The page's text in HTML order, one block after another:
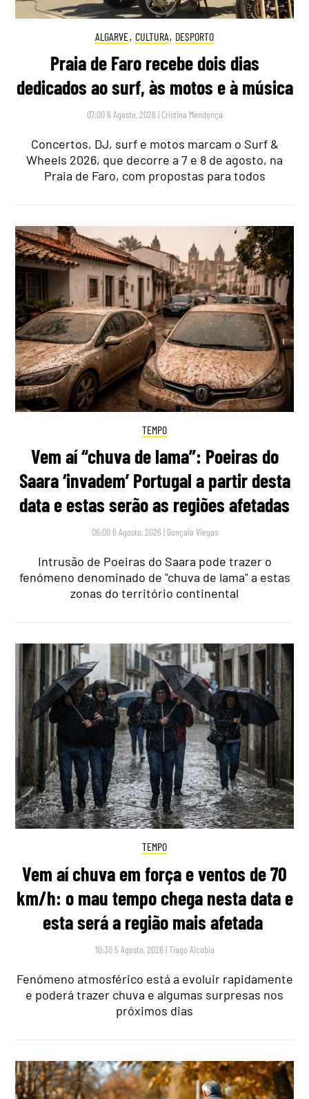
ALGARVE, CULTURA, DESPORTO
Praia de Faro recebe dois dias
dedicados ao surf, às motos e à música
07:00 6 Agosto, 2026 | Cristina Mendonça
Concertos, DJ, surf e motos marcam o Surf &
Wheels 2026, que decorre a 7 e 8 de agosto, na
Praia de Faro, com propostas para todos
TEMPO
Vem aí “chuva de lama”: Poeiras do
Saara ‘invadem’ Portugal a partir desta
data e estas serão as regiões afetadas
06:00 6 Agosto, 2026 | Gonçalo Viegas
Intrusão de Poeiras do Saara pode trazer o
fenómeno denominado de "chuva de lama" a estas
zonas do território continental
TEMPO
Vem aí chuva em força e ventos de 70
km/h: o mau tempo chega nesta data e
esta será a região mais afetada
10:30 5 Agosto, 2026 |Tiago Alcobia
Fenómeno atmosférico está a evoluir rapidamente
e poderá trazer chuva e algumas surpresas nos
próximos dias